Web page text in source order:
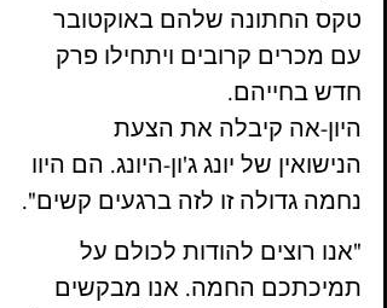
טקס החתונה שלהם באוקטובר
עם מכרים קרובים ויתחילו פרק
חדש בחייהם.
היון-אה קיבלה את הצעת
הנישואין של יונג ג'ון-היונג. הם היוו
נחמה גדולה זו לזה ברגעים קשים".
"אנו רוצים להודות לכולם על
תמיכתכם החמה. אנו מבקשים